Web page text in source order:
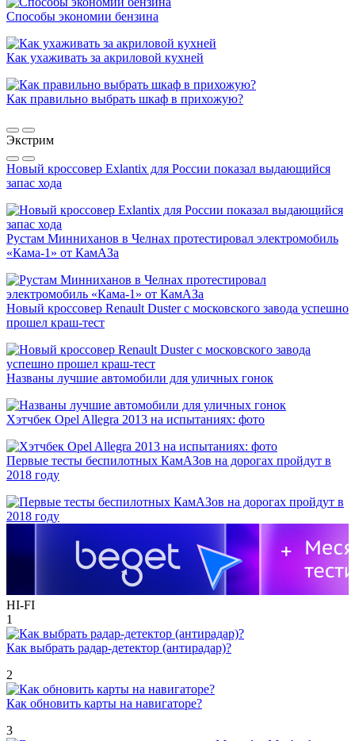
Способы экономии бензина
Как ухаживать за акриловой кухней
Как правильно выбрать шкаф в прихожую?
Экстрим
Новый кроссовер Exlantix для России показал выдающийся
запас хода
Рустам Минниханов в Челнах протестировал электромобиль
«Кама-1» от КамАЗа
Новый кроссовер Renault Duster с московского завода успешно
прошел краш-тест
Названы лучшие автомобили для уличных гонок
Хэтчбек Opel Allegra 2013 на испытаниях: фото
Первые тесты беспилотных КамАЗов на дорогах пройдут в
2018 году
HI-FI
1
Как выбрать радар-детектор (антирадар)?
2
Как обновить карты на навигаторе?
3